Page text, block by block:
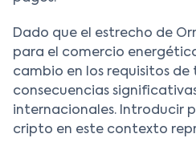
Dado que el estrecho de
para el comercio
cambio en los requisitos
consecuencias
internacionales. Introducir
cripto en este contexto